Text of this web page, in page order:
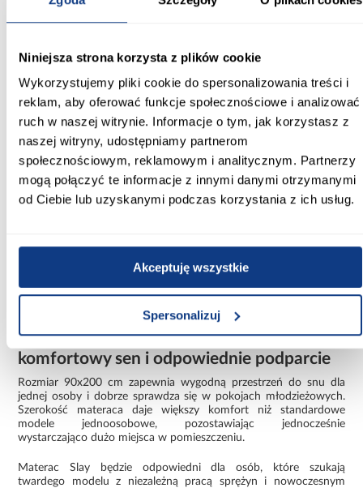
Niniejsza strona korzysta z plików cookie
Wykorzystujemy pliki cookie do spersonalizowania treści i
reklam, aby oferować funkcje społecznościowe i analizować
ruch w naszej witrynie. Informacje o tym, jak korzystasz z
naszej witryny, udostępniamy partnerom
społecznościowym, reklamowym i analitycznym. Partnerzy
mogą połączyć te informacje z innymi danymi otrzymanymi
od Ciebie lub uzyskanymi podczas korzystania z ich usług.
Akceptuję wszystkie
Spersonalizuj
Stały przepływ powietrza jest szczególnie ważny w materacach
wkładu i poprawia komfort termiczny podczas snu.
Pokrowiec jest obustronnie pikowany, co dodatkowo zwiększa
wygodę użytkowania i poprawia estetykę materaca.
Materac z pokrowcem do prania –
łatwiejsze utrzymanie czystości
Pokrowiec materaca Slay został wyposażony w zamek
rozdzielczy, który umożliwia rozpięcie go na dwie osobne części.
Takie rozwiązanie znacznie ułatwia zdejmowanie i ponowne
Materiał można prać w temperaturze do 60°C, co pomaga
utrzymać odpowiednią higienę i ograniczyć rozwój roztoczy oraz
alergenów. To praktyczne rozwiązanie szczególnie ważne w
przypadku materacy młodzieżowych używanych intensywnie
Materac 90x200 dla nastolatka –
komfortowy sen i odpowiednie podparcie
Rozmiar 90x200 cm zapewnia wygodną przestrzeń do snu dla
jednej osoby i dobrze sprawdza się w pokojach młodzieżowych.
Szerokość materaca daje większy komfort niż standardowe
modele jednoosobowe, pozostawiając jednocześnie
wystarczająco dużo miejsca w pomieszczeniu.
Materac Slay będzie odpowiedni dla osób, które szukają
twardego modelu z niezależną pracą sprężyn i nowoczesnym